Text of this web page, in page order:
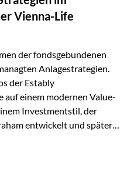
Vienna-Life
der fondsgebundenen
Anlagestrategien.
der Estably
auf einem modernen Value-
Investmentstil, der
entwickelt und später
Der